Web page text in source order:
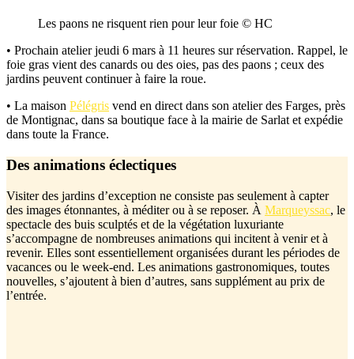
Les paons ne risquent rien pour leur foie © HC
• Prochain atelier jeudi 6 mars à 11 heures sur réservation. Rappel, le
foie gras vient des canards ou des oies, pas des paons ; ceux des
jardins peuvent continuer à faire la roue.
• La maison Pélégris vend en direct dans son atelier des Farges, près
de Montignac, dans sa boutique face à la mairie de Sarlat et expédie
dans toute la France.
Des animations éclectiques
Visiter des jardins d’exception ne consiste pas seulement à capter
des images étonnantes, à méditer ou à se reposer. À Marqueyssac, le
spectacle des buis sculptés et de la végétation luxuriante
s’accompagne de nombreuses animations qui incitent à venir et à
revenir. Elles sont essentiellement organisées durant les périodes de
vacances ou le week-end. Les animations gastronomiques, toutes
nouvelles, s’ajoutent à bien d’autres, sans supplément au prix de
l’entrée.